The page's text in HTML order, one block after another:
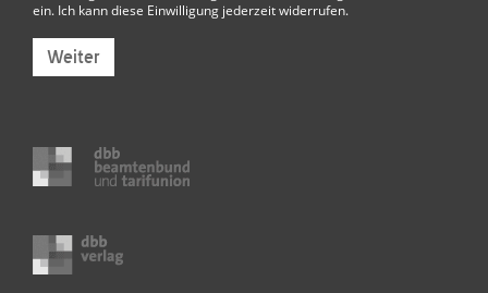
ein. Ich kann diese Einwilligung jederzeit widerrufen.
Weiter